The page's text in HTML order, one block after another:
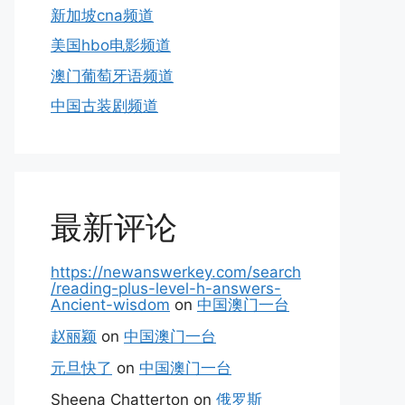
新加坡cna频道
美国hbo电影频道
澳门葡萄牙语频道
中国古装剧频道
最新评论
https://newanswerkey.com/search
/reading-plus-level-h-answers-
Ancient-wisdom on 中国澳门一台
赵丽颖 on 中国澳门一台
元旦快了 on 中国澳门一台
Sheena Chatterton on 俄罗斯